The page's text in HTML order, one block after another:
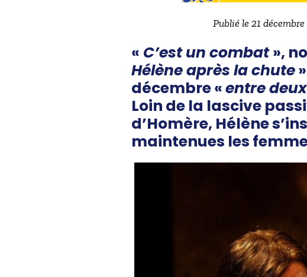
Publié le 21
« C’est un combat»,
Hélène après la chute
décembre «entre
Loin de la lascive
d’Homère, Hélène
maintenues les